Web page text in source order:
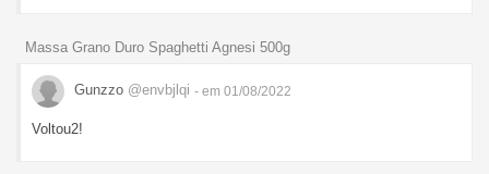
Massa Grano Duro Spaghetti Agnesi 500g
Gunzzo @envbjlqi - em 01/08/2022
Voltou2!